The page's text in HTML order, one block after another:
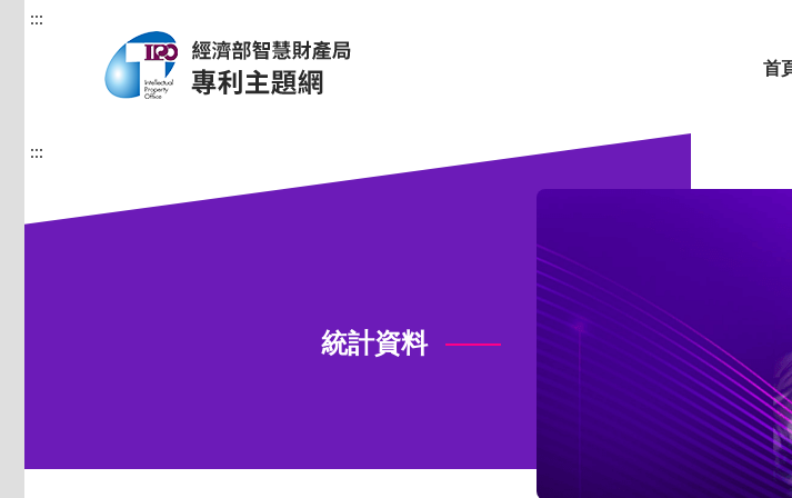
:::
首
:::
統計資料